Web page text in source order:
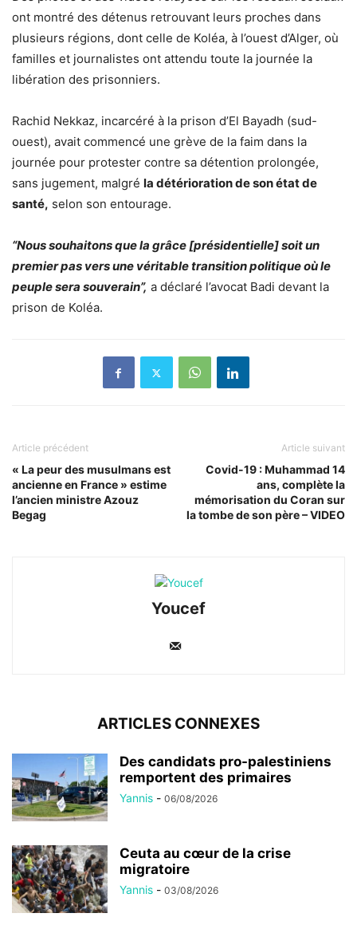
ont montré des détenus retrouvant leurs proches dans
plusieurs régions, dont celle de Koléa, à l’ouest d’Alger, où
familles et journalistes ont attendu toute la journée la
libération des prisonniers.
Rachid Nekkaz, incarcéré à la prison d’El Bayadh (sud-
ouest), avait commencé une grève de la faim dans la
journée pour protester contre sa détention prolongée,
sans jugement, malgré la détérioration de son état de
santé, selon son entourage.
“Nous souhaitons que la grâce [présidentielle] soit un
premier pas vers une véritable transition politique où le
peuple sera souverain”, a déclaré l’avocat Badi devant la
prison de Koléa.
Article précédent
« La peur des musulmans est
ancienne en France » estime
l’ancien ministre Azouz
Begag
Article suivant
Covid-19 : Muhammad 14
ans, complète la
mémorisation du Coran sur
la tombe de son père – VIDEO
Youcef
ARTICLES CONNEXES
Des candidats pro-palestiniens
remportent des primaires
Yannis - 06/08/2026
Ceuta au cœur de la crise
migratoire
Yannis - 03/08/2026